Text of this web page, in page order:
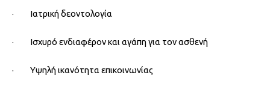
· Ιατρική δεοντολογία
· Ισχυρό ενδιαφέρον και αγάπη για τον ασθενή
· Υψηλή ικανότητα επικοινωνίας